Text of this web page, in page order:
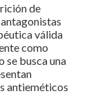
de
válida
como
se busca una
antieméticos